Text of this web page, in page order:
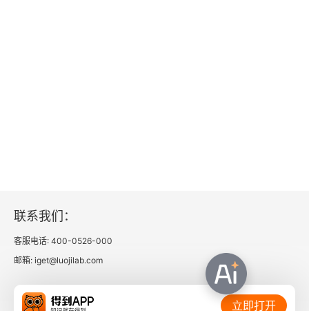
联系我们：
客服电话: 400-0526-000
邮箱: iget@luojilab.com
相关链接： 立即打开